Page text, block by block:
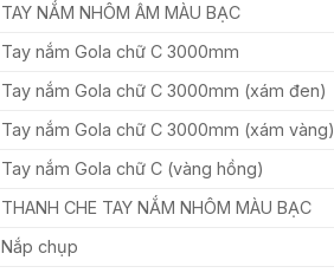
TAY NẮM NHÔM ÂM MÀU BẠC
Tay nắm Gola chữ C 3000mm
Tay nắm Gola chữ C 3000mm (xám đen)
Tay nắm Gola chữ C 3000mm (xám vàng)
Tay nắm Gola chữ C (vàng hồng)
THANH CHE TAY NẮM NHÔM MÀU BẠC
Nắp chụp